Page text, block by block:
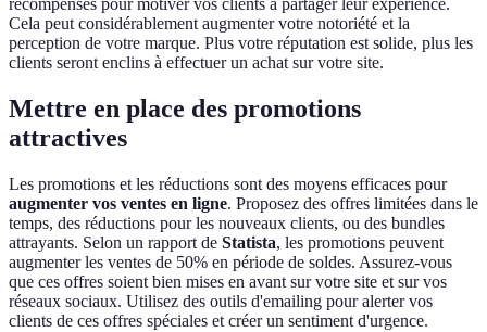
récompenses pour motiver vos clients à partager leur expérience.
Cela peut considérablement augmenter votre notoriété et la
perception de votre marque. Plus votre réputation est solide, plus les
clients seront enclins à effectuer un achat sur votre site.
Mettre en place des promotions
attractives
Les promotions et les réductions sont des moyens efficaces pour
augmenter vos ventes en ligne. Proposez des offres limitées dans le
temps, des réductions pour les nouveaux clients, ou des bundles
attrayants. Selon un rapport de Statista, les promotions peuvent
augmenter les ventes de 50% en période de soldes. Assurez-vous
que ces offres soient bien mises en avant sur votre site et sur vos
réseaux sociaux. Utilisez des outils d'emailing pour alerter vos
clients de ces offres spéciales et créer un sentiment d'urgence.